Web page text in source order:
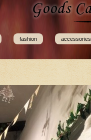
fashion accessories